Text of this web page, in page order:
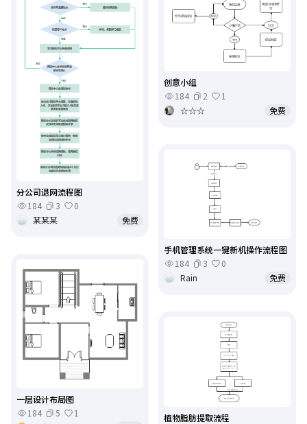
创意小组
184
2
1
☆☆☆
免费
分公司退网流程图
184
3
0
某某某
免费
手机管理系统一键新机操作流程图
184
3
0
Rain
免费
一层设计布局图
184
5
1
植物脂肪提取流程